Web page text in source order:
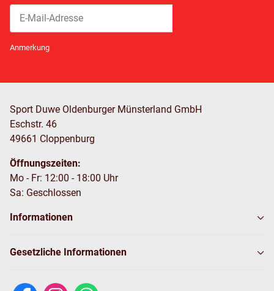
Anmerkung
Sport Duwe Oldenburger Münsterland GmbH
Eschstr. 46
49661 Cloppenburg
Öffnungszeiten:
Mo - Fr: 12:00 - 18:00 Uhr
Sa: Geschlossen
Informationen
Gesetzliche Informationen